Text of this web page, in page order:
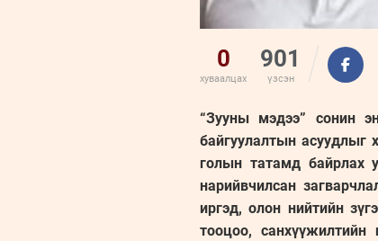
0
хуваалцах
901
үзсэн
“Зууны мэдээ” сонин
байгуулалтын асуудлыг
голын татамд байрлах
нарийвчилсан
иргэд, олон нийтийн
тооцоо,